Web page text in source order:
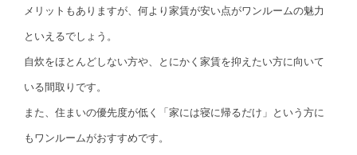
メリットもありますが、何より家賃が安い点がワンルームの魅力
といえるでしょう。
自炊をほとんどしない方や、とにかく家賃を抑えたい方に向いて
いる間取りです。
また、住まいの優先度が低く「家には寝に帰るだけ」という方に
もワンルームがおすすめです。